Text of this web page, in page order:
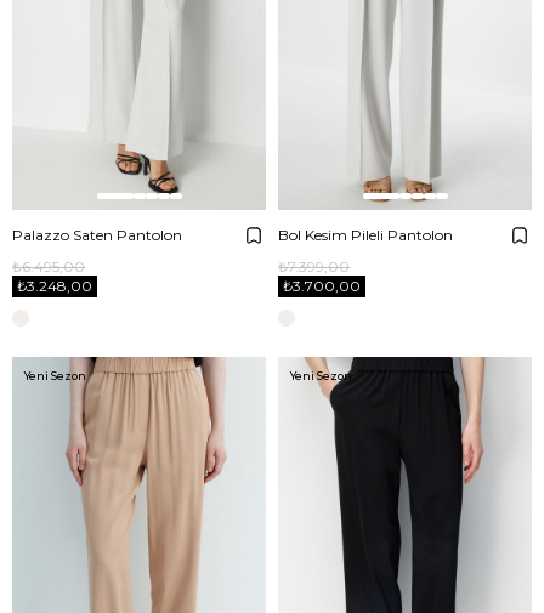
Palazzo Saten Pantolon
₺3.248,00
₺6.495,00
Bol Kesim Pileli Pantolon
₺3.700,00
₺7.399,00
Yeni Sezon Yeni Sezon